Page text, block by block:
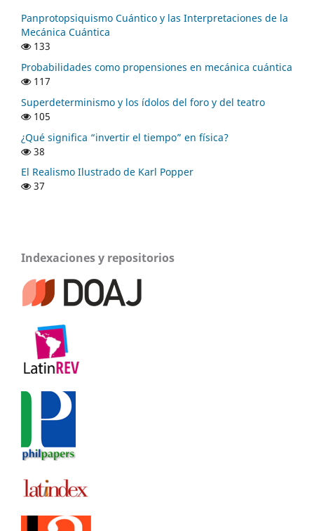
Panprotopsiquismo Cuántico y las Interpretaciones de la
Mecánica Cuántica
133
Probabilidades como propensiones en mecánica cuántica
117
Superdeterminismo y los ídolos del foro y del teatro
105
¿Qué significa “invertir el tiempo” en física?
38
El Realismo Ilustrado de Karl Popper
37
Indexaciones y repositorios